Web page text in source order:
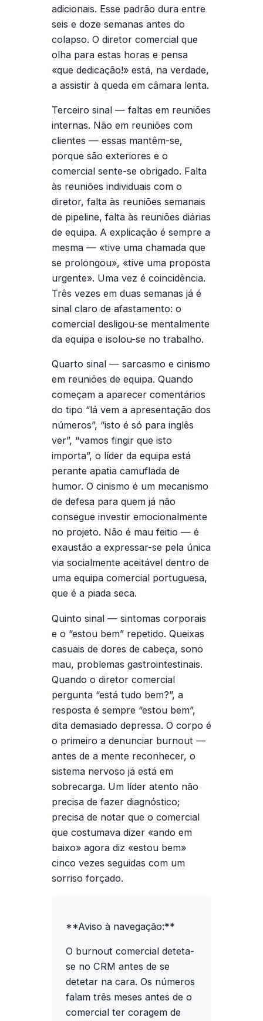
adicionais. Esse padrão dura entre
seis e doze semanas antes do
colapso. O diretor comercial que
olha para estas horas e pensa
«que dedicação!» está, na verdade,
a assistir à queda em câmara lenta.
Terceiro sinal — faltas em reuniões
internas. Não em reuniões com
clientes — essas mantêm-se,
porque são exteriores e o
comercial sente-se obrigado. Falta
às reuniões individuais com o
diretor, falta às reuniões semanais
de pipeline, falta às reuniões diárias
de equipa. A explicação é sempre a
mesma — «tive uma chamada que
se prolongou», «tive uma proposta
urgente». Uma vez é coincidência.
Três vezes em duas semanas já é
sinal claro de afastamento: o
comercial desligou-se mentalmente
da equipa e isolou-se no trabalho.
Quarto sinal — sarcasmo e cinismo
em reuniões de equipa. Quando
começam a aparecer comentários
do tipo “lá vem a apresentação dos
números”, “isto é só para inglês
ver”, “vamos fingir que isto
importa”, o líder da equipa está
perante apatia camuflada de
humor. O cinismo é um mecanismo
de defesa para quem já não
consegue investir emocionalmente
no projeto. Não é mau feitio — é
exaustão a expressar-se pela única
via socialmente aceitável dentro de
uma equipa comercial portuguesa,
que é a piada seca.
Quinto sinal — sintomas corporais
e o “estou bem” repetido. Queixas
casuais de dores de cabeça, sono
mau, problemas gastrointestinais.
Quando o diretor comercial
pergunta “está tudo bem?”, a
resposta é sempre “estou bem”,
dita demasiado depressa. O corpo é
o primeiro a denunciar burnout —
antes de a mente reconhecer, o
sistema nervoso já está em
sobrecarga. Um líder atento não
precisa de fazer diagnóstico;
precisa de notar que o comercial
que costumava dizer «ando em
baixo» agora diz «estou bem»
cinco vezes seguidas com um
sorriso forçado.
**Aviso à navegação:**
O burnout comercial deteta-
se no CRM antes de se
detetar na cara. Os números
falam três meses antes de o
comercial ter coragem de